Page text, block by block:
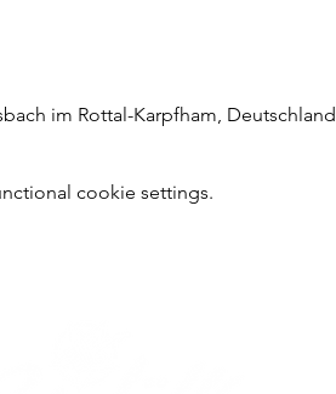
im Rottal-Karpfham, Deutschland
cookie settings.